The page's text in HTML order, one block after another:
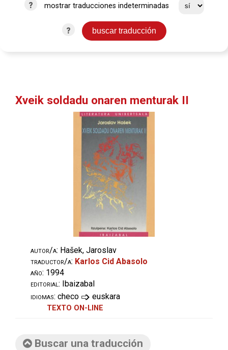
? mostrar traducciones indeterminadas
?
Xveik soldadu onaren menturak II
autor/a: Hašek, Jaroslav
traductor/a: Karlos Cid Abasolo
año: 1994
editorial: Ibaizabal
idiomas: checo ➩ euskara
TEXTO ON-LINE
Buscar una traducción